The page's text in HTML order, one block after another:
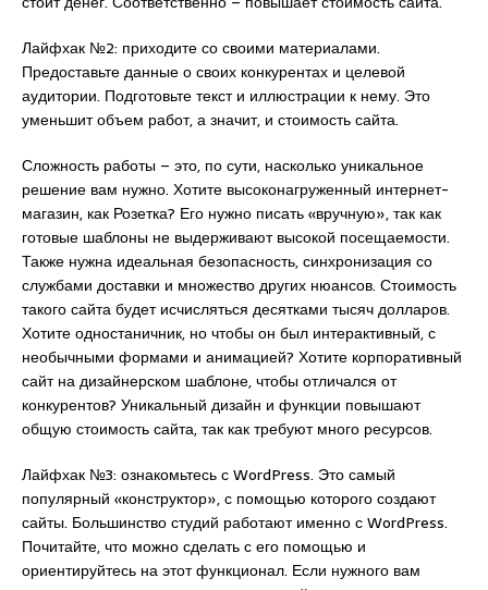
Лайфхак №2: приходите со своими материалами.
Предоставьте данные о своих конкурентах и целевой
аудитории. Подготовьте текст и иллюстрации к нему. Это
уменьшит объем работ, а значит, и стоимость сайта.
Сложность работы – это, по сути, насколько уникальное
решение вам нужно. Хотите высоконагруженный интернет-
магазин, как Розетка? Его нужно писать «вручную», так как
готовые шаблоны не выдерживают высокой посещаемости.
Также нужна идеальная безопасность, синхронизация со
службами доставки и множество других нюансов. Стоимость
такого сайта будет исчисляться десятками тысяч долларов.
Хотите одностаничник, но чтобы он был интерактивный, с
необычными формами и анимацией? Хотите корпоративный
сайт на дизайнерском шаблоне, чтобы отличался от
конкурентов? Уникальный дизайн и функции повышают
общую стоимость сайта, так как требуют много ресурсов.
Лайфхак №3: ознакомьтесь с WordPress. Это самый
популярный «конструктор», с помощью которого создают
сайты. Большинство студий работают именно с WordPress.
Почитайте, что можно сделать с его помощью и
ориентируйтесь на этот функционал. Если нужного вам